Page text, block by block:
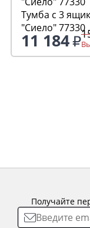
Тумба с 3
"Сиело" 77330
11 184
Получайте